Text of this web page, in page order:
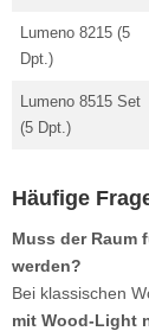
Lumeno 8215 (5
Dpt.)
Lumeno 8515 Set
(5 Dpt.)
Häufige
Muss der Raum
werden?
Bei klassischen
mit Wood-Light